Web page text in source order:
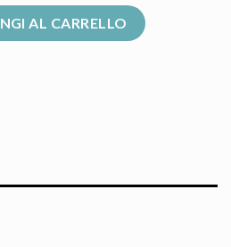
AL CARRELLO